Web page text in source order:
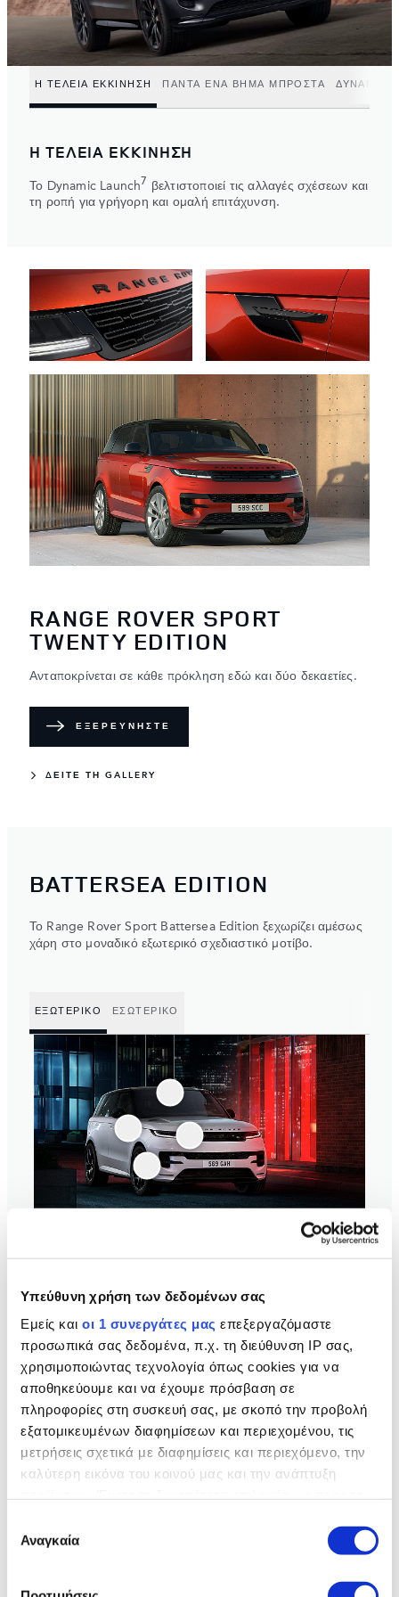
Υπεύθυνη χρήση των δεδομένων σας
Εμείς και οι 1 συνεργάτες μας επεξεργαζόμαστε
προσωπικά σας δεδομένα, π.χ. τη διεύθυνση IP σας,
χρησιμοποιώντας τεχνολογία όπως cookies για να
αποθηκεύουμε και να έχουμε πρόσβαση σε
πληροφορίες στη συσκευή σας, με σκοπό την προβολή
εξατομικευμένων διαφημίσεων και περιεχομένου, τις
μετρήσεις σχετικά με διαφημίσεις και περιεχόμενο, την
καλύτερη εικόνα του κοινού μας και την ανάπτυξη
σκοπούς.
συγκατάθεσης
Αναγκαία
Η ΤΕΛΕΙΑ ΕΚΚΙΝΗΣΗ ΠΑΝΤΑ ΈΝΑ ΒΗΜΑ ΜΠΡΟΣΤΑ ΔΥΝΑΜΗ
Η ΤΕΛΕΙΑ ΕΚΚΙΝΗΣΗ
Το Dynamic Launch7 βελτιστοποιεί τις αλλαγές σχέσεων και
τη ροπή για γρήγορη και ομαλή επιτάχυνση.
RANGE ROVER SPORT
TWENTY EDITION
Ανταποκρίνεται σε κάθε πρόκληση εδώ και δύο δεκαετίες.
ΕΞΕΡΕΥΝΉΣΤΕ
ΔΕΙΤΕ ΤΗ GALLERY
BATTERSEA EDITION
Το Range Rover Sport Battersea Edition ξεχωρίζει αμέσως
χάρη στο μοναδικό εξωτερικό σχεδιαστικό μοτίβο.
ΕΞΩΤΕΡΙΚΟ ΕΣΩΤΕΡΙΚΟ
ΔΕΙΤΕ ΤΗ GALLERY
ΔΗΜΙΟΥΡΓΗΣΤΕ ΚΑΙ
ΠΑΡΑΓΓΕΙΛΤΕ
Επιλέξτε ένα από τα ξεχωριστά μας μοντέλα και
προσαρμόστε το στις προτιμήσεις σας.